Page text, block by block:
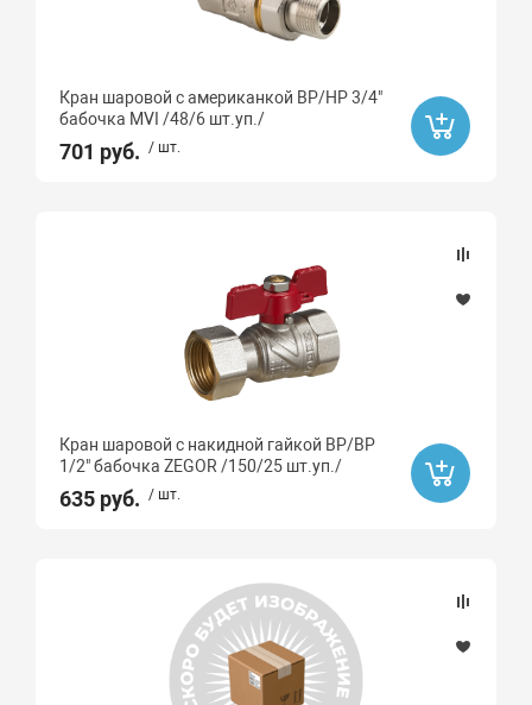
Кран шаровой с американкой ВР/НР 3/4"
бабочка MVI /48/6 шт.уп./
701 руб. / шт.
Кран шаровой с накидной гайкой ВР/ВР
1/2" бабочка ZEGOR /150/25 шт.уп./
635 руб. / шт.